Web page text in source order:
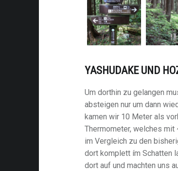
YASHUDAKE UND
Um dorthin zu gelangen
absteigen nur um dann
kamen wir 10 Meter als
Thermometer, welches mit
im Vergleich zu den
dort komplett ím Schatten
dort auf und machten uns